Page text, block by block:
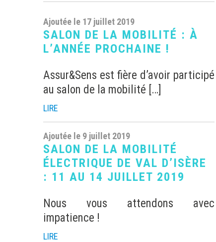
Ajoutée le 17 juillet 2019
SALON DE LA MOBILITÉ : À
L’ANNÉE PROCHAINE !
Assur&Sens est fière d’avoir participé
au salon de la mobilité […]
LIRE
Ajoutée le 9 juillet 2019
SALON DE LA MOBILITÉ
ÉLECTRIQUE DE VAL D’ISÈRE
: 11 AU 14 JUILLET 2019
Nous vous attendons avec
impatience !
LIRE